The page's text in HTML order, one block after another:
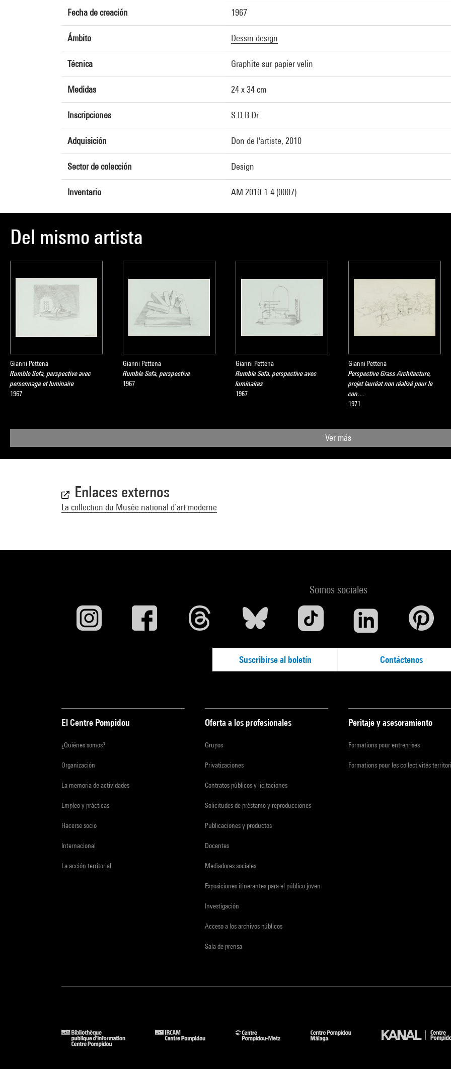
Fecha de creación 1967
Ámbito Dessin design
Técnica Graphite sur papier velin
Medidas 24 x 34 cm
Inscripciones S.D.B.Dr.
Adquisición Don de l'artiste, 2010
Sector de colección Design
Inventario AM 2010-1-4 (0007)
Del mismo artista
Gianni Pettena
Rumble Sofa, perspective avec
personnage et luminaire
1967
Gianni Pettena
Rumble Sofa, perspective
1967
Gianni Pettena
Rumble Sofa, perspective avec
luminaires
1967
Gianni Pettena
Perspective Grass Architecture,
projet lauréat non réalisé pour le
con…
1971
Ver más
Enlaces externos
La collection du Musée national d’art moderne
Somos sociales
Suscribirse al boletín Contáctenos
El Centre Pompidou
¿Quiénes somos?
Organización
La memoria de actividades
Empleo y prácticas
Hacerse socio
Internacional
La acción territorial
Oferta a los profesionales
Grupos
Privatizaciones
Contratos públicos y licitaciones
Solicitudes de préstamo y reproducciones
Publicaciones y productos
Docentes
Mediadores sociales
Exposiciones itinerantes para el público joven
Investigación
Acceso a los archivos públicos
Sala de prensa
Peritaje y asesoramiento
Formations pour entreprises
Formations pour les collectivités